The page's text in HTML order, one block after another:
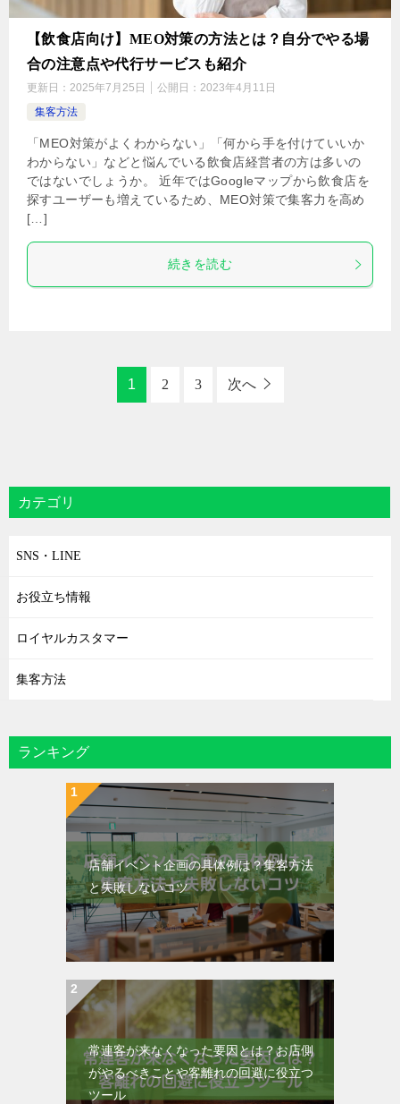
【飲食店向け】MEO対策の方法とは？自分でやる場
合の注意点や代行サービスも紹介
更新日： 2025年7月25日 公開日： 2023年4月11日
集客方法
「MEO対策がよくわからない」「何から手を付けていいか
わからない」などと悩んでいる飲食店経営者の方は多いの
ではないでしょうか。 近年ではGoogleマップから飲食店を
探すユーザーも増えているため、MEO対策で集客力を高め
[…]
続きを読む
1 2 3 次へ
SNS・LINE
お役立ち情報
ロイヤルカスタマー
集客方法
ランキング
店舗イベント企画の具体例は？集客方法
と失敗しないコツ
常連客が来なくなった要因とは？お店側
がやるべきことや客離れの回避に役立つ
ツール